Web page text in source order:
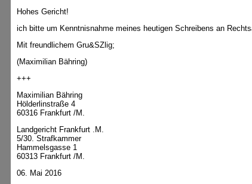
Hohes Gericht!
ich bitte um Kenntnisnahme meines heutigen Schreibens an
Mit freundlichem Gru&SZlig;
(Maximilian Bähring)
+++
Maximilian Bähring
Hölderlinstraße 4
60316 Frankfurt /M.
Landgericht Frankfurt .M.
5/30. Strafkammer
Hammelsgasse 1
60313 Frankfurt /M.
06. Mai 2016